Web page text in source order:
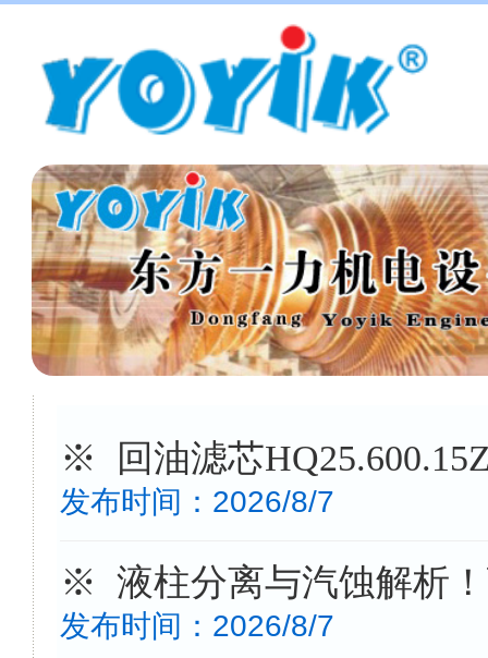
※ 回油滤芯
发布时间：2026/8/7
※ 液柱分离与汽蚀解析！
发布时间：2026/8/7